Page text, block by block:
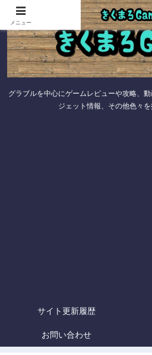
グラブルを中心にゲームレビューや攻略、
ジェット情報、その他色々を
サイト更新履歴
お問い合わせ
メニュー